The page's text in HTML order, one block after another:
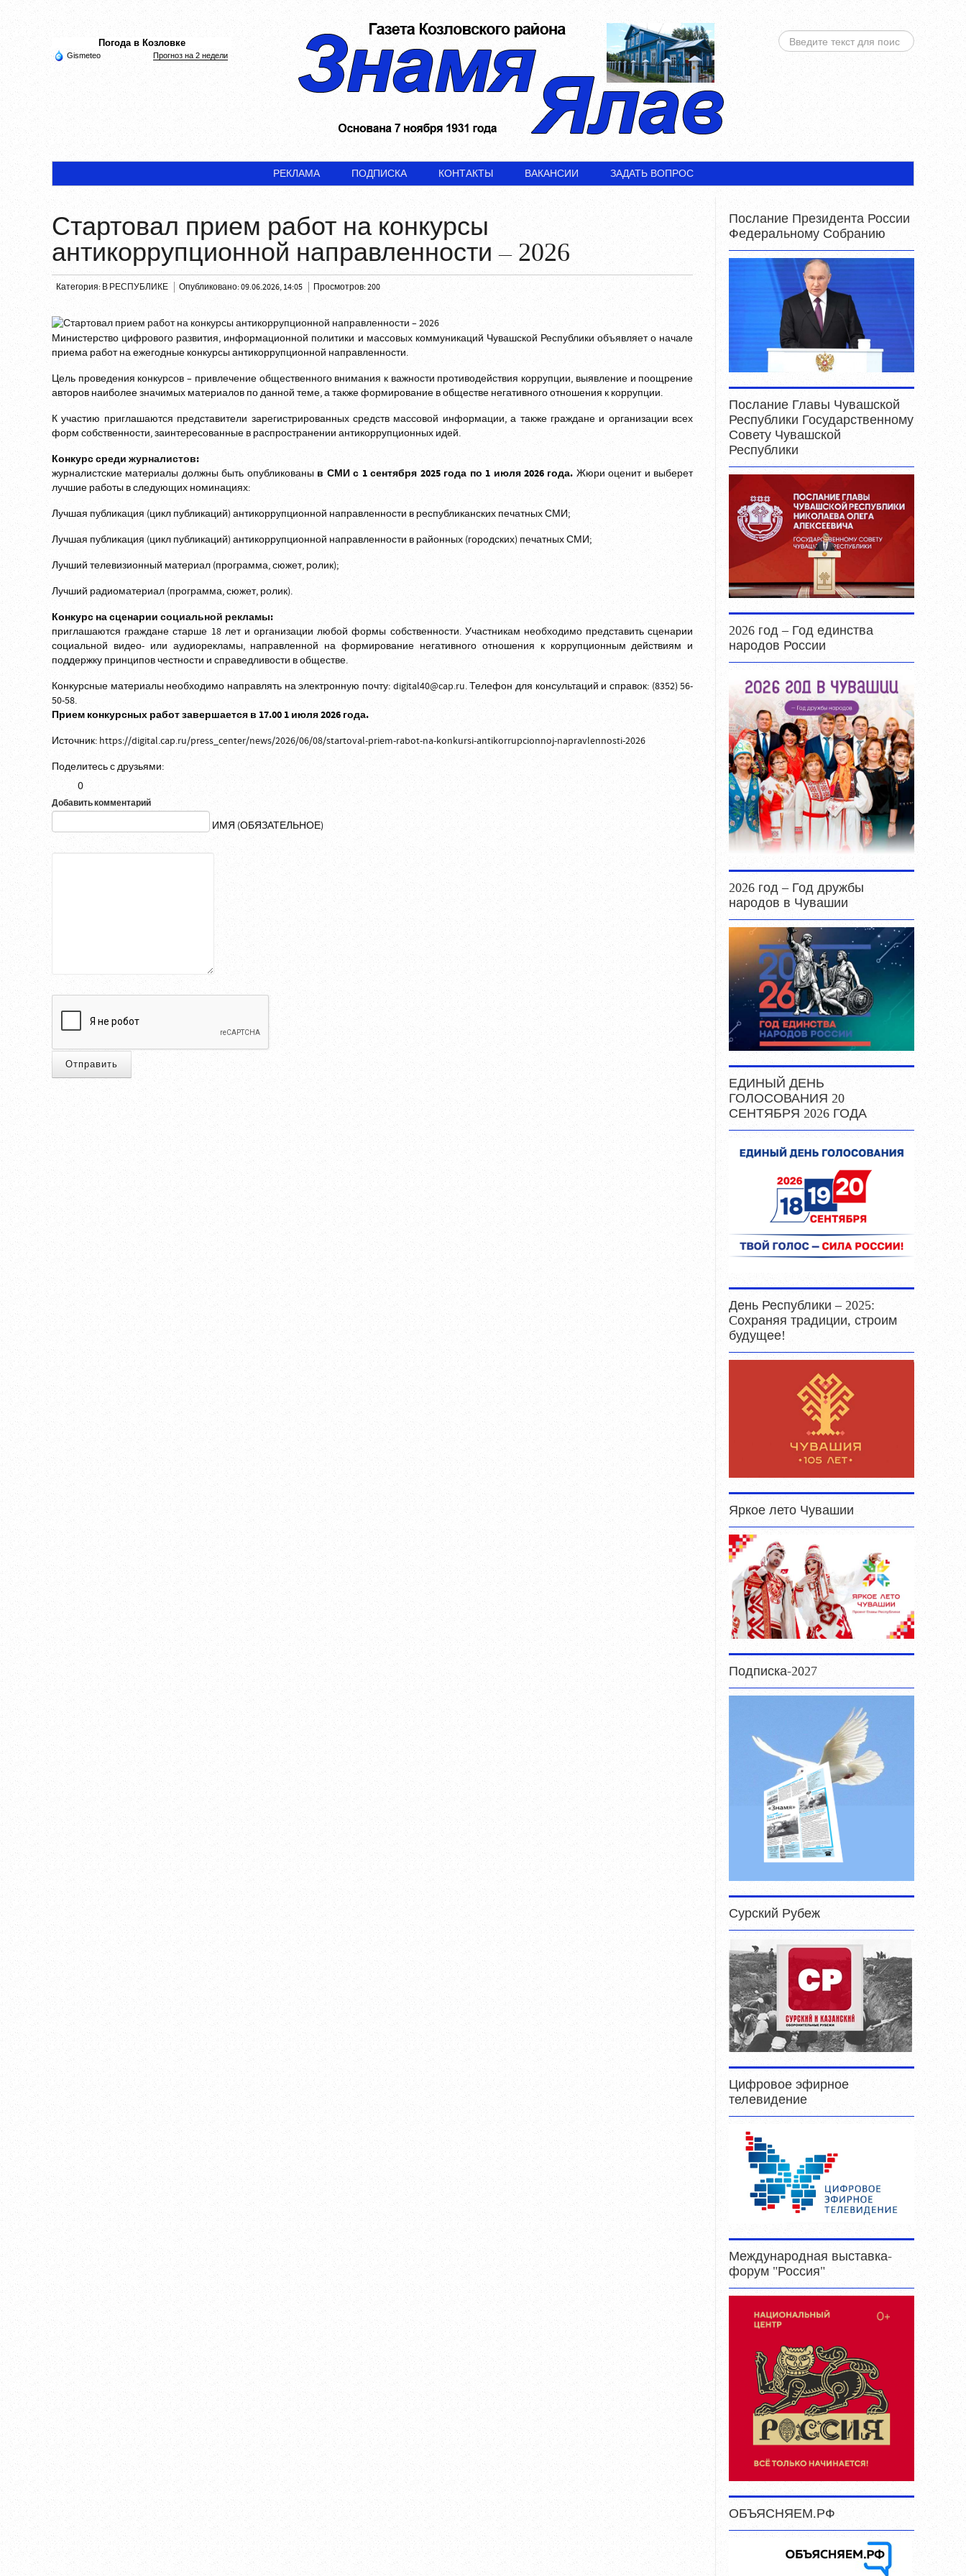
Погода в Козловке
Gismeteo Прогноз на 2 недели
ИСКАТЬ...
РЕКЛАМА ПОДПИСКА КОНТАКТЫ ВАКАНСИИ ЗАДАТЬ ВОПРОС
Стартовал прием работ на конкурсы
антикоррупционной направленности – 2026
Категория: В РЕСПУБЛИКЕ Опубликовано: 09.06.2026, 14:05 Просмотров: 200
Министерство цифрового развития, информационной политики и массовых коммуникаций Чувашской Республики объявляет о начале
приема работ на ежегодные конкурсы антикоррупционной направленности.
Цель проведения конкурсов – привлечение общественного внимания к важности противодействия коррупции, выявление и поощрение
авторов наиболее значимых материалов по данной теме, а также формирование в обществе негативного отношения к коррупции.
К участию приглашаются представители зарегистрированных средств массовой информации, а также граждане и организации всех
форм собственности, заинтересованные в распространении антикоррупционных идей.
Конкурс средижурналистов:
журналистские материалы должны быть опубликованы в СМИ с 1 сентября 2025 года по 1 июля 2026 года. Жюри оценит и выберет
лучшие работы в следующих номинациях:
Лучшая публикация (цикл публикаций) антикоррупционной направленности в республиканских печатных СМИ;
Лучшая публикация (цикл публикаций) антикоррупционной направленности в районных (городских) печатных СМИ;
Лучший телевизионный материал (программа, сюжет, ролик);
Лучший радиоматериал (программа, сюжет, ролик).
Конкурс на сценарии социальной рекламы:
приглашаются граждане старше 18 лет и организации любой формы собственности. Участникам необходимо представить сценарии
социальной видео- или аудиорекламы, направленной на формирование негативного отношения к коррупционным действиям и
поддержку принципов честности и справедливости в обществе.
Конкурсные материалы необходимо направлять на электронную почту: digital40@cap.ru. Телефон для консультаций и справок: (8352) 56-
50-58.
Прием конкурсных работ завершается в 17.00 1 июля 2026 года.
Источник: https://digital.cap.ru/press_center/news/2026/06/08/startoval-priem-rabot-na-konkursi-antikorrupcionnoj-napravlennosti-2026
Поделитесь с друзьями:
0
Добавить комментарий
ИМЯ (ОБЯЗАТЕЛЬНОЕ)
Отправить
Послание Президента России
Федеральному Собранию
Послание Главы Чувашской
Республики Государственному
Совету Чувашской
Республики
2026 год – Год единства
народов России
2026 год – Год дружбы
народов в Чувашии
ЕДИНЫЙ ДЕНЬ
ГОЛОСОВАНИЯ 20
СЕНТЯБРЯ 2026 ГОДА
День Республики – 2025:
Cохраняя традиции, строим
будущее!
Яркое лето Чувашии
Подписка-2027
Сурский Рубеж
Цифровое эфирное
телевидение
Международная выставка-
форум "Россия"
ОБЪЯСНЯЕМ.РФ